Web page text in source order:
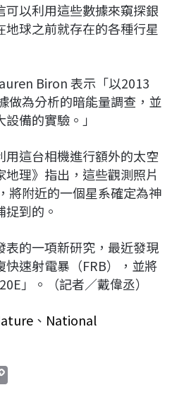
以利用這些數據來窺探銀
球之前就存在的各種行星
Biron 表示「以2013
做為分析的暗能量調查，並
備的實驗。」
這台相機進行額外的太空
理》指出，這些觀測照片
將附近的一個星系確定為神
到的。
表的一項新研究，最近發現
速射電暴（FRB），並將
」。（記者／戴偉丞）
、 National